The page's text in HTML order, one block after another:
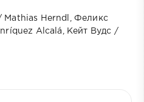
Mathias Herndl, Феликс
Alcalá, Кейт Вудс /